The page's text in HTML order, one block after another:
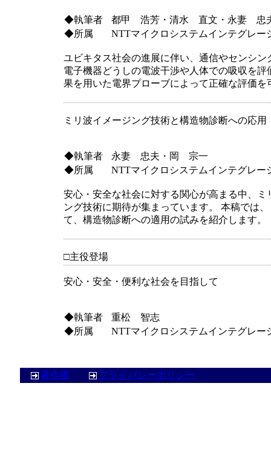
◆執筆者
都甲 浩芳・清水 直文・永妻 忠
◆所属
NTTマイクロシステムインテグレー
ユビキタス社会の進展に伴い、通信やセンシ
電子機器どうしの電波干渉や人体での吸収を
果を用いた電界プローブによって正確な評価
ミリ波イメージング技術と構造物診断への応用
◆執筆者
永妻 忠夫・岡 宗一
◆所属
NTTマイクロシステムインテグレー
安心・安全な社会に対する関心が高まる中、
ング技術に期待が集まっています。 本稿では
て、構造物診断への適用の試みを紹介します。
□主役登場
安心・安全・便利な社会を目指して
◆執筆者
重松 智志
◆所属
NTTマイクロシステムインテグレ
著作権 プライバシーポリシー